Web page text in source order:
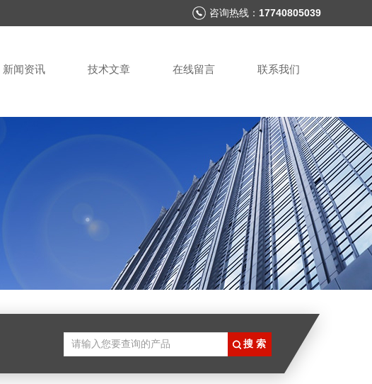
咨询热线： 17740805039
新闻资讯 技术文章 在线留言 联系我们